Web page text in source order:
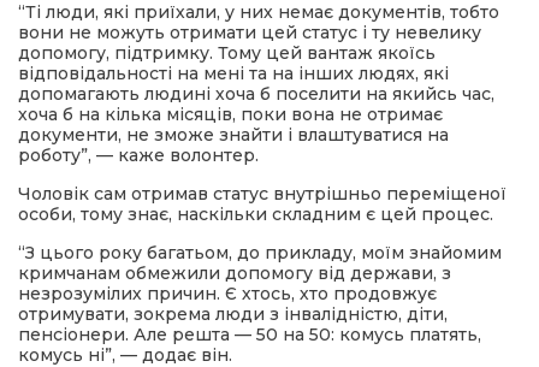
“Ті люди, які приїхали, у них немає документів, тобто
вони не можуть отримати цей статус і ту невелику
допомогу, підтримку. Тому цей вантаж якоїсь
відповідальності на мені та на інших людях, які
допомагають людині хоча б поселити на якийсь час,
хоча б на кілька місяців, поки вона не отримає
документи, не зможе знайти і влаштуватися на
роботу”, — каже волонтер.
Чоловік сам отримав статус внутрішньо переміщеної
особи, тому знає, наскільки складним є цей процес.
“З цього року багатьом, до прикладу, моїм знайомим
кримчанам обмежили допомогу від держави, з
незрозумілих причин. Є хтось, хто продовжує
отримувати, зокрема люди з інвалідністю, діти,
пенсіонери. Але решта — 50 на 50: комусь платять,
комусь ні”, — додає він.